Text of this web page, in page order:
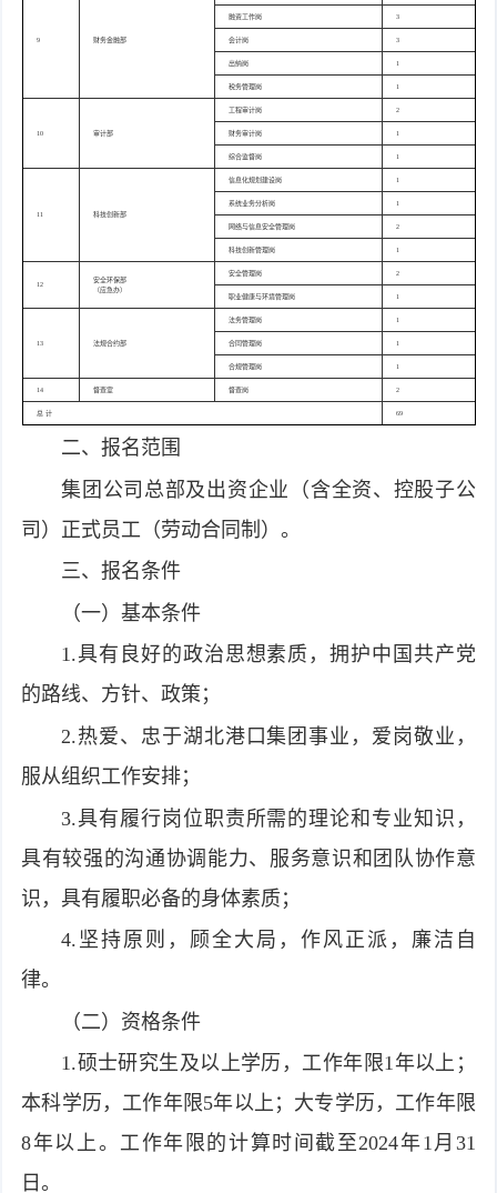
9 财务金融部
融资工作岗 3
会计岗 3
出纳岗 1
税务管理岗 1
10 审计部
工程审计岗 2
财务审计岗 1
综合监督岗 1
11 科技创新部
信息化规划建设岗 1
系统业务分析岗 1
网络与信息安全管理岗 2
科技创新管理岗 1
12
安全环保部
（应急办）
安全管理岗 2
职业健康与环境管理岗 1
13 法规合约部
法务管理岗 1
合同管理岗 1
合规管理岗 1
14 督查室 督查岗 2
总 计 69
二、报名范围
集团公司总部及出资企业（含全资、控股子公
司）正式员工（劳动合同制）。
三、报名条件
（一）基本条件
1.具有良好的政治思想素质，拥护中国共产党
的路线、方针、政策；
2.热爱、忠于湖北港口集团事业，爱岗敬业，
服从组织工作安排；
3.具有履行岗位职责所需的理论和专业知识，
具有较强的沟通协调能力、服务意识和团队协作意
识，具有履职必备的身体素质；
4.坚持原则，顾全大局，作风正派，廉洁自
律。
（二）资格条件
1.硕士研究生及以上学历，工作年限1年以上；
本科学历，工作年限5年以上；大专学历，工作年限
8年以上。工作年限的计算时间截至2024年1月31
日。